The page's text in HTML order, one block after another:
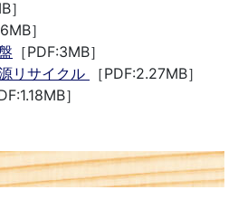
］
］
［PDF:3MB］
リサイクル
［PDF:2.27MB］
］